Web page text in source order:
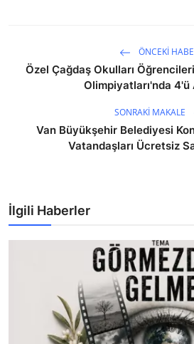
ÖNCEKI
Özel Çağdaş Okulları
Olimpiyatları'nda 4'ü
SONRAKI MAKALE
Van Büyükşehir Belediyesi
Vatandaşları Ücretsiz
İlgili Haberler